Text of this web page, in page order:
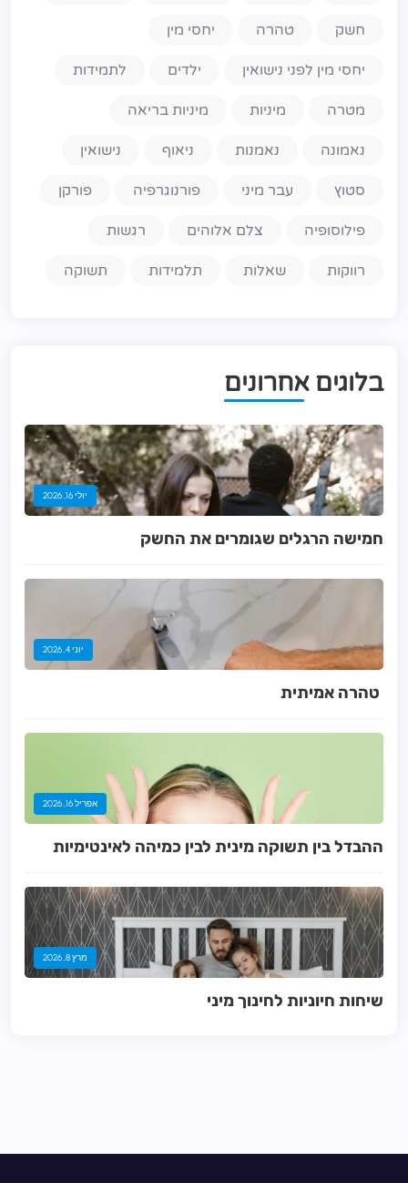
חשק טהרה יחסי מין
יחסי מין לפני נישואין ילדים לתמידות
מטרה מיניות מיניות בריאה
נאמונה נאמנות ניאוף נישואין
סטוץ עבר מיני פורנוגרפיה פורקן
פילוסופיה צלם אלוהים רגשות
רווקות שאלות תלמידות תשוקה
בלוגים אחרונים
יולי 16, 2026
חמישה הרגלים שגומרים את החשק
יוני 4, 2026
אפריל 16, 2026
ההבדל בין תשוקה מינית לבין כמיהה לאינטימיות
מרץ 8, 2026
שיחות חיוניות לחינוך מיני